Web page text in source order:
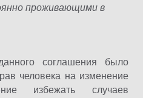
проживающими в
соглашения было
человека на изменение
избежать случаев